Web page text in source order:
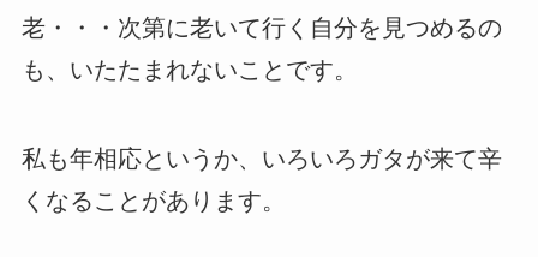
老・・・次第に老いて行く自分を見つめるの
も、いたたまれないことです。
私も年相応というか、いろいろガタが来て辛
くなることがあります。